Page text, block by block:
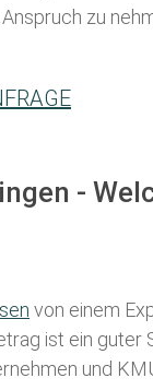
zu
-
von einem
ist ein
und